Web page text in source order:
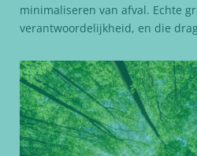
minimaliseren van afval. Echte
verantwoordelijkheid, en die